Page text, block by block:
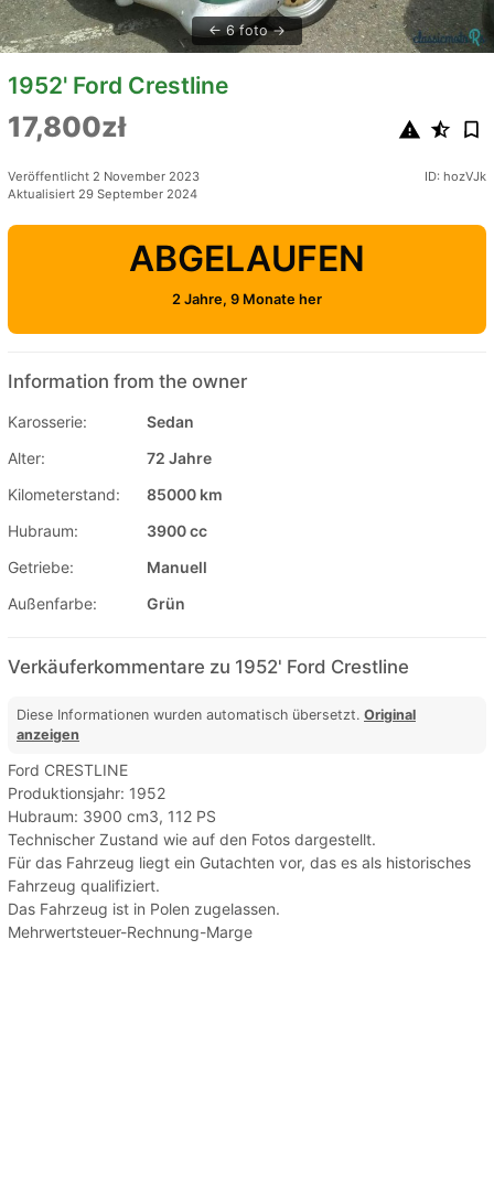
6 foto
1952' Ford Crestline
17,800zł
Veröffentlicht 2 November 2023
Aktualisiert 29 September 2024
ID: hozVJk
ABGELAUFEN
2 Jahre, 9 Monate her
Information from the owner
Karosserie:
Sedan
Alter:
72 Jahre
Kilometerstand:
85000 km
Hubraum:
3900 cc
Getriebe:
Manuell
Außenfarbe:
Grün
Verkäuferkommentare zu 1952' Ford Crestline
Diese Informationen wurden automatisch übersetzt. Original
anzeigen
Ford CRESTLINE
Produktionsjahr: 1952
Hubraum: 3900 cm3, 112 PS
Technischer Zustand wie auf den Fotos dargestellt.
Für das Fahrzeug liegt ein Gutachten vor, das es als historisches
Fahrzeug qualifiziert.
Das Fahrzeug ist in Polen zugelassen.
Mehrwertsteuer-Rechnung-Marge